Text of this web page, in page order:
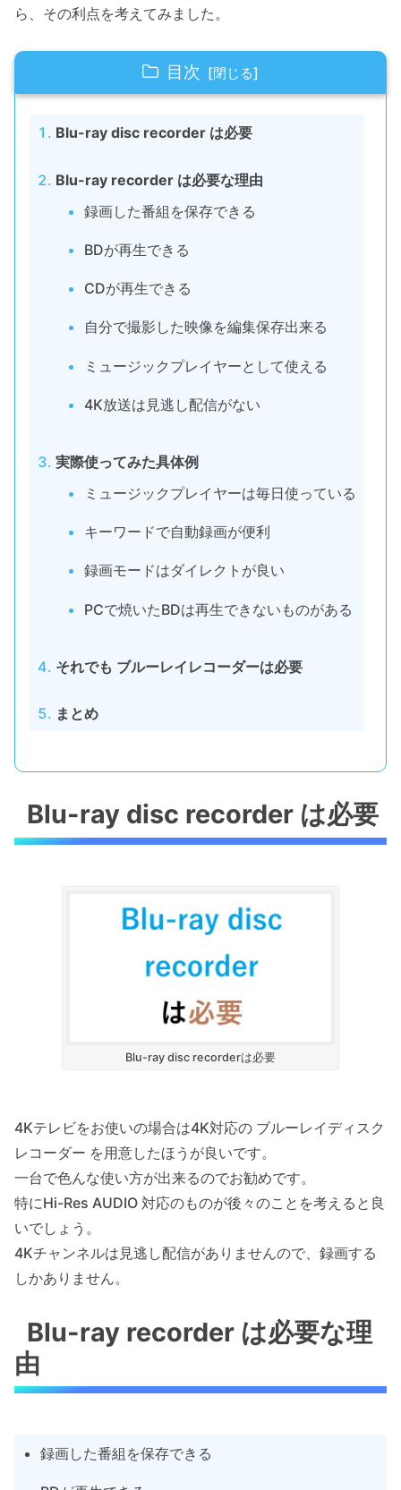
ら、その利点を考えてみました。
目次
Blu-ray disc recorder は必要
Blu-ray recorder は必要な理由
録画した番組を保存できる
BDが再生できる
CDが再生できる
自分で撮影した映像を編集保存出来る
ミュージックプレイヤーとして使える
4K放送は見逃し配信がない
実際使ってみた具体例
ミュージックプレイヤーは毎日使っている
キーワードで自動録画が便利
録画モードはダイレクトが良い
PCで焼いたBDは再生できないものがある
それでも ブルーレイレコーダーは必要
まとめ
Blu-ray disc recorder は必要
Blu-ray disc recorderは必要
4Kテレビをお使いの場合は4K対応の ブルーレイディスク
レコーダー を用意したほうが良いです。
一台で色んな使い方が出来るのでお勧めです。
特にHi-Res AUDIO 対応のものが後々のことを考えると良
いでしょう。
4Kチャンネルは見逃し配信がありませんので、録画する
しかありません。
Blu-ray recorder は必要な理
由
録画した番組を保存できる